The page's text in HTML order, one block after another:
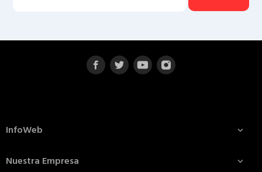
InfoWeb 
Nuestra Empresa 